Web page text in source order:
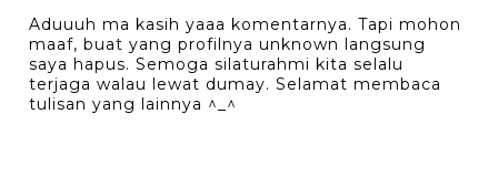
Aduuuh ma kasih yaaa komentarnya. Tapi mohon
maaf, buat yang profilnya unknown langsung
saya hapus. Semoga silaturahmi kita selalu
terjaga walau lewat dumay. Selamat membaca
tulisan yang lainnya ^_^